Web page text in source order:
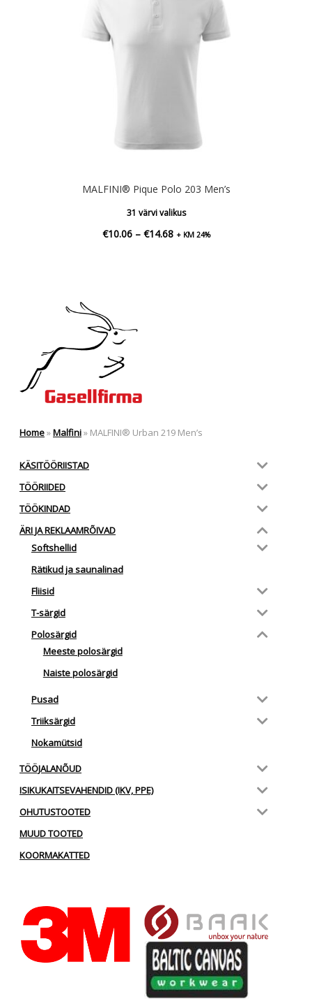
MALFINI® Pique Polo 203 Men’s
31 värvi valikus
€10.06 – €14.68Hinnavahemik:
+ KM 24%
Home»Malfini» MALFINI® Urban 219 Men’s
KÄSITÖÖRIISTAD
TÖÖRIIDED
TÖÖKINDAD
ÄRI JA REKLAAMRÕIVAD
Softshellid
Rätikud ja saunalinad
Fliisid
T-särgid
Polosärgid
Meeste polosärgid
Naiste polosärgid
Pusad
Triiksärgid
Nokamütsid
TÖÖJALANÕUD
ISIKUKAITSEVAHENDID (IKV, PPE)
OHUTUSTOOTED
MUUD TOOTED
KOORMAKATTED